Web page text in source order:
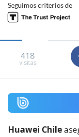
Seguimos criterios de
418
visitas
Huawei Chile